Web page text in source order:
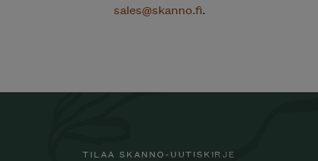
sales@skanno.fi.
TILAA SKANNO-UUTISKIRJE